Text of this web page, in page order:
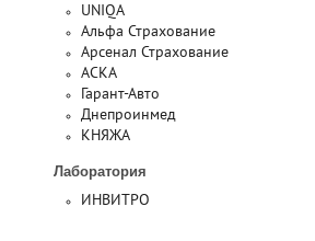
UNIQA
Альфа Страхование
Арсенал Страхование
АСКА
Гарант-Авто
Днепроинмед
КНЯЖА
Лаборатория
ИНВИТРО